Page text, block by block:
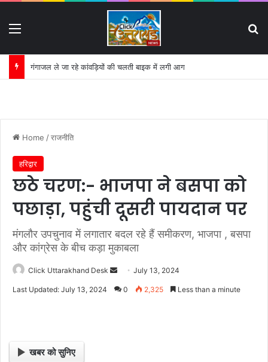
अनोखे अंदाज में “जेसीबी” लेकर पहुंचे भाजपा नेता सुबोध राकेश:
Home /राजनीति
हरिद्वार
छठे चरण:- भाजपा ने बसपा को
पछाड़ा, पहुंची दूसरी पायदान पर
मंगलौर उपचुनाव में लगातार बदल रहे हैं समीकरण, भाजपा , बसपा
और कांग्रेस के बीच कड़ा मुकाबला
Click Uttarakhand Desk
e
July 13, 2024
Last Updated: July 13, 2024 0 2,325 Less than a minute
खबर को सुनिए